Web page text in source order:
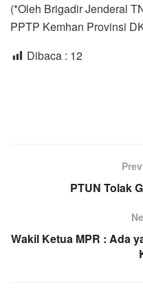
(*Oleh Brigadir Jenderal
PPTP Kemhan Provinsi
Dibaca : 12
PTUN Tolak
Wakil Ketua MPR : Ada